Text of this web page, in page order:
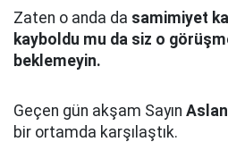
Zaten o anda da samimiyet
kayboldu mu da siz o
beklemeyin.
Geçen gün akşam Sayın
bir ortamda karşılaştık.